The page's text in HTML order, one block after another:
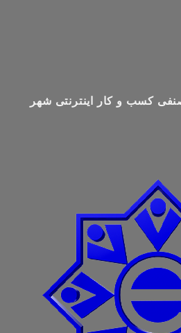
کسب و کار اینترنتی شهر